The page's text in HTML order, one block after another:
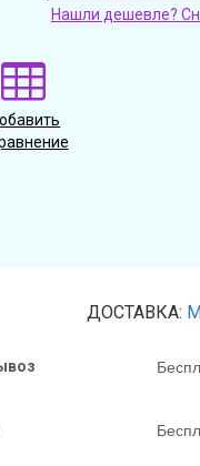
Нашли дешевле?
ДОСТАВКА: